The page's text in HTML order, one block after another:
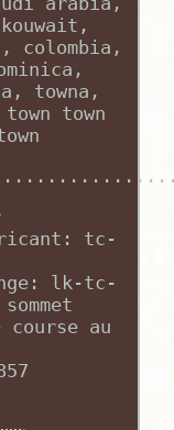
colombia,
towna,
town
tc-
lk-tc-
course au